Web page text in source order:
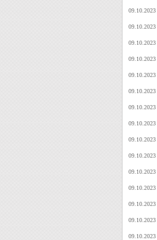
09.10.2023
09.10.2023
09.10.2023
09.10.2023
09.10.2023
09.10.2023
09.10.2023
09.10.2023
09.10.2023
09.10.2023
09.10.2023
09.10.2023
09.10.2023
09.10.2023
09.10.2023